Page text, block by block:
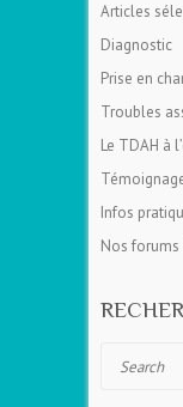
Articles
Diagnostic
Prise en
Troubles
Le TDAH à
Infos
Nos forums